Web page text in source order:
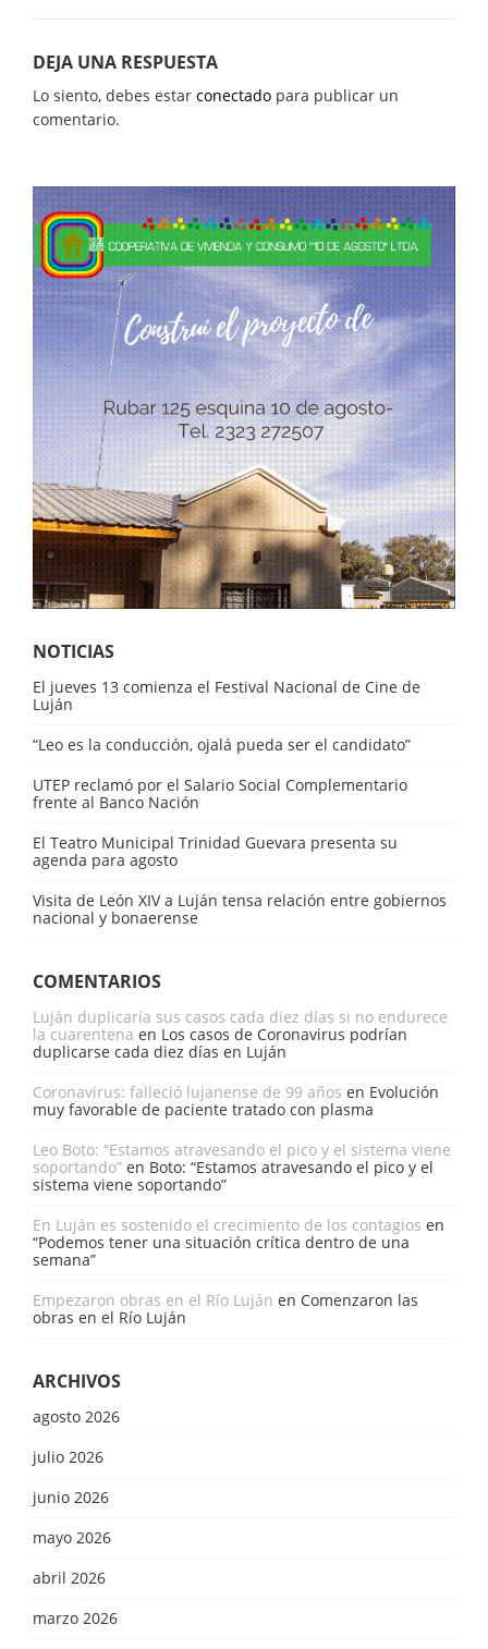
DEJA UNA RESPUESTA
Lo siento, debes estar conectado para publicar un
comentario.
NOTICIAS
El jueves 13 comienza el Festival Nacional de Cine de
Luján
“Leo es la conducción, ojalá pueda ser el candidato”
UTEP reclamó por el Salario Social Complementario
frente al Banco Nación
El Teatro Municipal Trinidad Guevara presenta su
agenda para agosto
Visita de León XIV a Luján tensa relación entre gobiernos
nacional y bonaerense
COMENTARIOS
Luján duplicaría sus casos cada diez días si no endurece
la cuarentena en Los casos de Coronavirus podrían
duplicarse cada diez días en Luján
Coronavirus: falleció lujanense de 99 años en Evolución
muy favorable de paciente tratado con plasma
Leo Boto: “Estamos atravesando el pico y el sistema viene
soportando” en Boto: “Estamos atravesando el pico y el
sistema viene soportando”
En Luján es sostenido el crecimiento de los contagios en
“Podemos tener una situación crítica dentro de una
semana”
Empezaron obras en el Río Luján en Comenzaron las
obras en el Río Luján
ARCHIVOS
agosto 2026
julio 2026
junio 2026
mayo 2026
abril 2026
marzo 2026